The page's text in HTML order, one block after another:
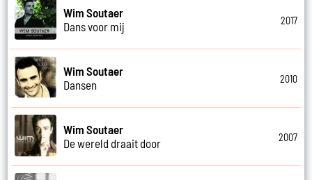
Wim Soutaer
Dans voor mij
2017
Wim Soutaer
Dansen
2010
Wim Soutaer
De wereld draait door
2007